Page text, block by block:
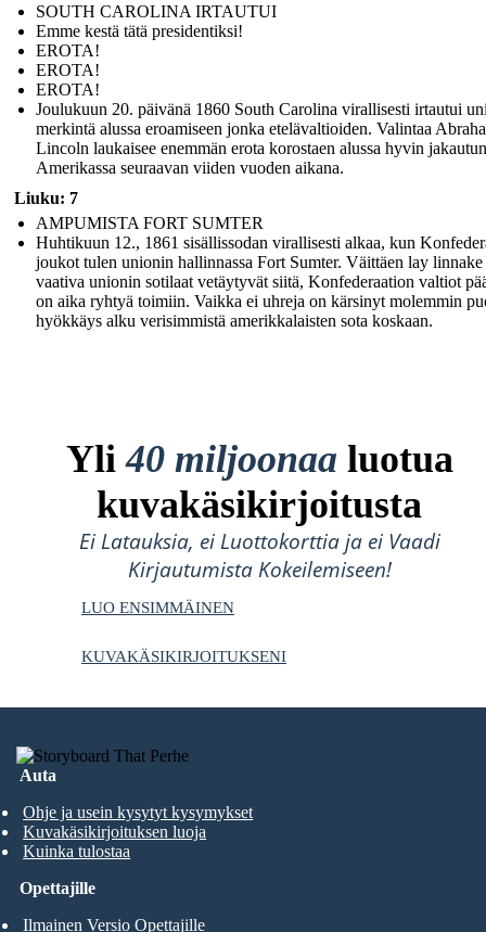
SOUTH CAROLINA IRTAUTUI
Emme kestä tätä presidentiksi!
EROTA!
EROTA!
EROTA!
Joulukuun 20. päivänä 1860 South Carolina virallisesti irtautui
merkintä alussa eroamiseen jonka etelävaltioiden. Valintaa
Lincoln laukaisee enemmän erota korostaen alussa hyvin
Amerikassa seuraavan viiden vuoden aikana.
Liuku: 7
AMPUMISTA FORT SUMTER
Huhtikuun 12., 1861 sisällissodan virallisesti alkaa, kun
joukot tulen unionin hallinnassa Fort Sumter. Väittäen lay linnake
vaativa unionin sotilaat vetäytyvät siitä, Konfederaation valtiot
on aika ryhtyä toimiin. Vaikka ei uhreja on kärsinyt molemmin
hyökkäys alku verisimmistä amerikkalaisten sota koskaan.
Yli40 miljoonaa luotua
kuvakäsikirjoitusta
Ei Latauksia, ei Luottokorttia ja ei Vaadi
Kirjautumista Kokeilemiseen!
LUO ENSIMMÄINEN
KUVAKÄSIKIRJOITUKSENI
Auta
Ohje ja usein kysytyt kysymykset
Kuvakäsikirjoituksen luoja
Kuinka tulostaa
Opettajille
Ilmainen Versio Opettajille